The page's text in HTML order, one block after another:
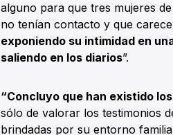
alguno para que tres mujeres
no tenían contacto y que
exponiendo su intimidad en
saliendo en los diarios”.
“Concluyo que han existido
sólo de valorar los testimonios
brindadas por su entorno